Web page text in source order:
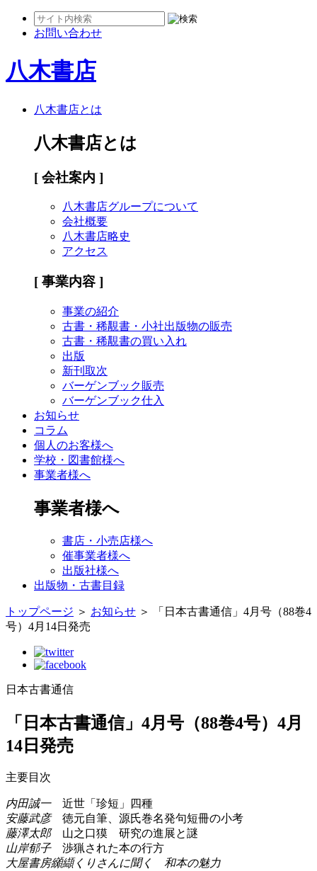
お問い合わせ
八木書店
八木書店とは
八木書店とは
[ 会社案内 ]
八木書店グループについて
会社概要
八木書店略史
アクセス
[ 事業内容 ]
事業の紹介
古書・稀覯書・小社出版物の販売
古書・稀覯書の買い入れ
出版
新刊取次
バーゲンブック販売
バーゲンブック仕入
お知らせ
コラム
個人のお客様へ
学校・図書館様へ
事業者様へ
事業者様へ
書店・小売店様へ
催事業者様へ
出版社様へ
出版物・古書目録
トップページ ＞ お知らせ ＞
「日本古書通信」4月号（88巻4
号）4月14日発売
日本古書通信
「日本古書通信」4月号（88巻4号）4月
14日発売
主要目次
内田誠一近世「珍短」四種
安藤武彦徳元自筆、源氏巻名発句短冊の小考
藤澤太郎山之口獏 研究の進展と謎
山岸郁子渉猟された本の行方
大屋書房纐纈くりさんに聞く 和本の魅力